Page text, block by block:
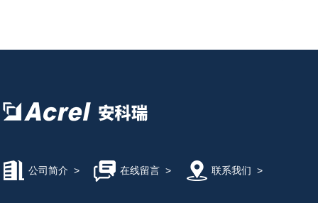
公司简介 > 在线留言> 联系我们 >